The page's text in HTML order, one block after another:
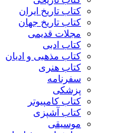
کتاب تاریخ ایران
کتاب تاریخ جهان
مجلات قدیمی
کتاب ادبی
کتاب مذهبی و ادیان
کتاب هنری
سفرنامه
پزشکی
کتاب کامپیوتر
کتاب آشپزی
موسیقی